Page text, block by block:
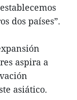
dos países”.
aspira a
asiático.